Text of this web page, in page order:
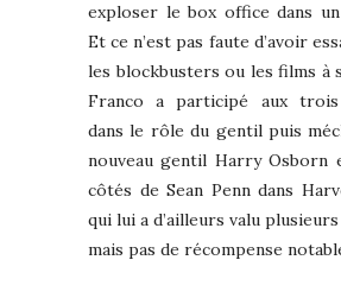
exploser le box office dans
Et ce n’est pas faute d’avoir
les blockbusters ou les films à
Franco a participé aux trois
dans le rôle du gentil puis
nouveau gentil Harry Osborn
côtés de Sean Penn dans
qui lui a d’ailleurs valu
mais pas de récompense